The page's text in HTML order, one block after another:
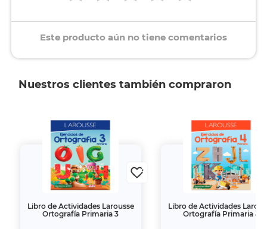
Este producto aún no tiene comentarios
Nuestros clientes también compraron
Libro de Actividades Larousse
Ortografía Primaria 3
Libro de Actividades
Ortografía Primaria 4